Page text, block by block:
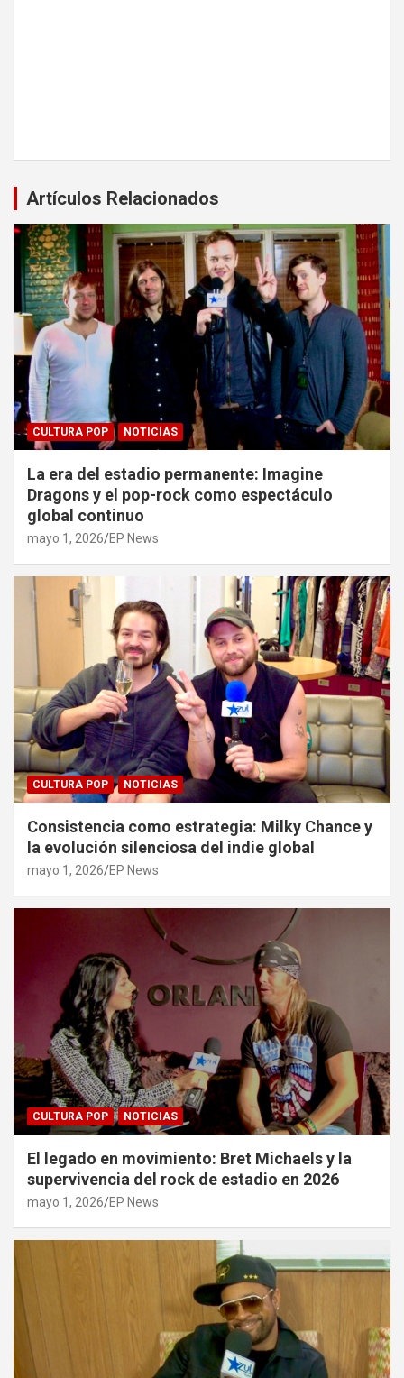
Artículos Relacionados
CULTURA POP NOTICIAS
La era del estadio permanente: Imagine
Dragons y el pop-rock como espectáculo
global continuo
mayo 1, 2026 EP News
CULTURA POP NOTICIAS
Consistencia como estrategia: Milky Chance y
la evolución silenciosa del indie global
mayo 1, 2026 EP News
CULTURA POP NOTICIAS
El legado en movimiento: Bret Michaels y la
supervivencia del rock de estadio en 2026
mayo 1, 2026 EP News